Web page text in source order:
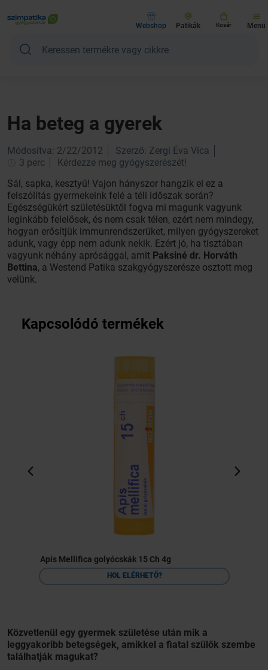
Webshop Patikák Kosár Menü
Ha beteg a gyerek
Módosítva: 2/22/2012
Szerző: Zergi Éva Vica
3 perc
Kérdezze meg gyógyszerészét!
Sál, sapka, kesztyű! Vajon hányszor hangzik el ez a
felszólítás gyermekeink felé a téli időszak során?
Egészségükért születésüktől fogva mi magunk vagyunk
leginkább felelősek, és nem csak télen, ezért nem mindegy,
hogyan erősítjük immunrendszerüket, milyen gyógyszereket
adunk, vagy épp nem adunk nekik. Ezért jó, ha tisztában
vagyunk néhány aprósággal, amit Paksiné dr. Horváth
Bettina, a Westend Patika szakgyógyszerésze osztott meg
velünk.
Kapcsolódó termékek
Apis Mellifica golyócskák 15 Ch 4g
HOL ELÉRHETŐ?
Közvetlenül egy gyermek születése után mik a
leggyakoribb betegségek, amikkel a fiatal szülők szembe
találhatják magukat?